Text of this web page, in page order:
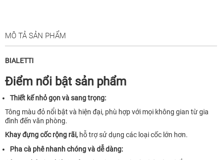
MÔ TẢ SẢN PHẨM
BIALETTI
Điểm nổi bật sản phẩm
Thiết kế nhỏ gọn và sang trọng:
Tông màu đỏ nổi bật và hiện đại, phù hợp với mọi không gian từ gia
đình đến văn phòng.
Khay đựng cốc rộng rãi, hỗ trợ sử dụng các loại cốc lớn hơn.
Pha cà phê nhanh chóng và dễ dàng: